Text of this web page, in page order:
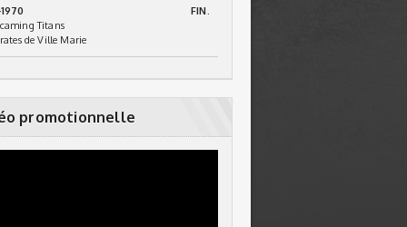
FIN.
Titans
de Ville Marie
promotionnelle